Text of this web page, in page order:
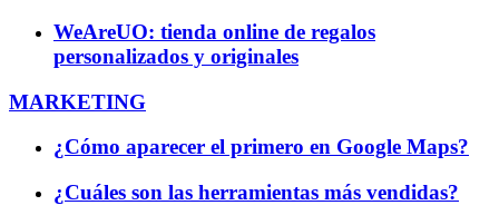
WeAreUO: tienda online de regalos
personalizados y originales
MARKETING
¿Cómo aparecer el primero en Google Maps?
¿Cuáles son las herramientas más vendidas?